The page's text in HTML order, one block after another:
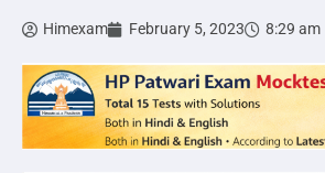
Himexam February 5, 2023 8:29 am